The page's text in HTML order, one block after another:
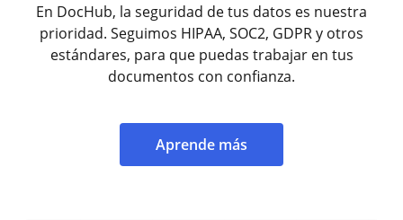
En DocHub, la seguridad de tus datos es nuestra
prioridad. Seguimos HIPAA, SOC2, GDPR y otros
estándares, para que puedas trabajar en tus
documentos con confianza.
Aprende más